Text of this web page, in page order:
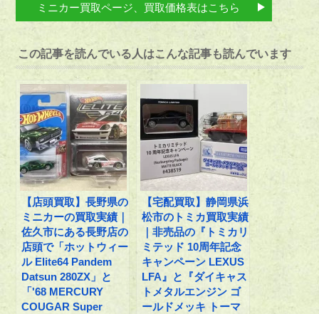
ミニカー買取ページ、買取価格表はこちら
この記事を読んでいる人はこんな記事も読んでいます
【店頭買取】長野県の
ミニカーの買取実績｜
佐久市にある長野店の
店頭で「ホットウィー
ル Elite64 Pandem
Datsun 280ZX」と
「'68 MERCURY
COUGAR Super
【宅配買取】静岡県浜
松市のトミカ買取実績
｜非売品の『トミカリ
ミテッド 10周年記念
キャンペーン LEXUS
LFA』と『ダイキャス
トメタルエンジン ゴ
ールドメッキ トーマ